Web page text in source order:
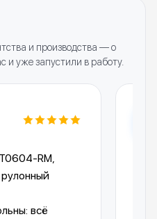
и производства — о
и уже запустили в работу.
RM,
всё